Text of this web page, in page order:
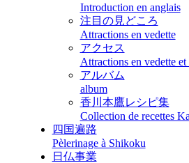
Introduction en anglais
注目の見どころ
Attractions en vedette
アクセス
Attractions en vedette et
アルバム
album
香川本鷹レシピ集
Collection de recettes
四国遍路
Pèlerinage à Shikoku
日仏事業